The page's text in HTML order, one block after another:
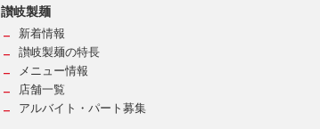
讃岐製麺
新着情報
讃岐製麺の特長
メニュー情報
店舗一覧
アルバイト・パート募集